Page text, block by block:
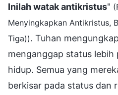
Inilah watak antikristus"
Menyingkapkan Antikristus,
Tiga)). Tuhan
menganggap status lebih
hidup. Semua yang
berkisar pada status dan